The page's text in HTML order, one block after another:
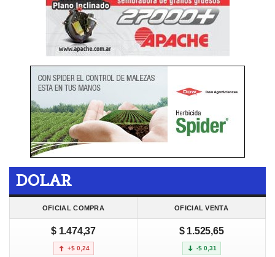
DOLAR
OFICIAL COMPRA OFICIAL VENTA
$ 1.474,37
+$ 0,24
$ 1.525,65
-$ 0,31